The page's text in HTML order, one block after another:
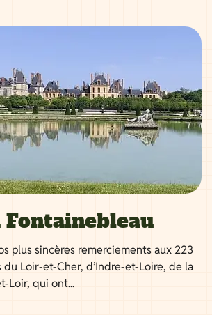
plus sincères remerciements aux 223
Loir-et-Cher, d’Indre-et-Loire, de la
Loir, qui ont...